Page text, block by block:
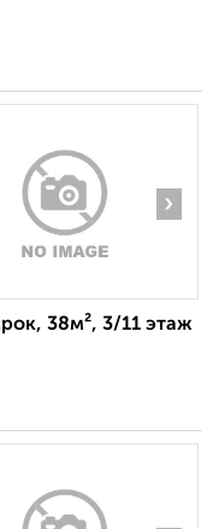
›
38м², 3/11 этаж